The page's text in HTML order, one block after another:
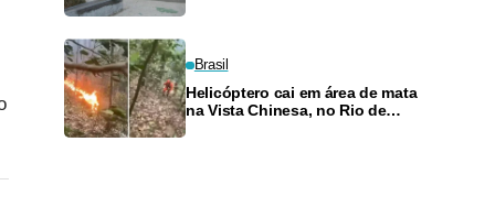
Brasil
Helicóptero cai em área de mata
na Vista Chinesa, no Rio de